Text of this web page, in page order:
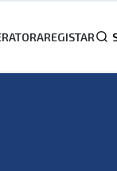
REGISTAR